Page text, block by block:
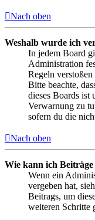
Nach oben
Weshalb wurde ich
In jedem Board
Administration
Regeln
Bitte beachte,
dieses Boards
Verwarnung zu
sofern du die
Nach oben
Wie kann ich
Wenn ein
vergeben hat,
Beitrags, um
weiteren Schritte